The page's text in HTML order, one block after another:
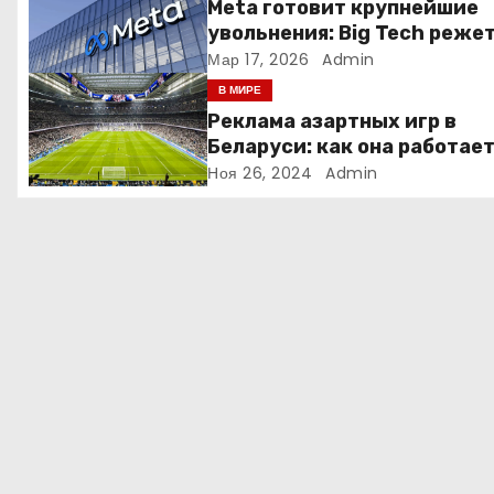
п
о
з
а
Meta готовит крупнейшие
увольнения: Big Tech режет
людей ради искусственного
интеллекта
Мар 17, 2026 Admin
В МИРЕ
Реклама азартных игр в
Беларуси: как она работает
Ноя 26, 2024 Admin